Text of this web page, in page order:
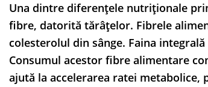
Una dintre diferențele nutriționale
fibre, datorită tărâțelor. Fibrele
colesterolul din sânge. Faina
Consumul acestor fibre alimentare
ajută la accelerarea ratei